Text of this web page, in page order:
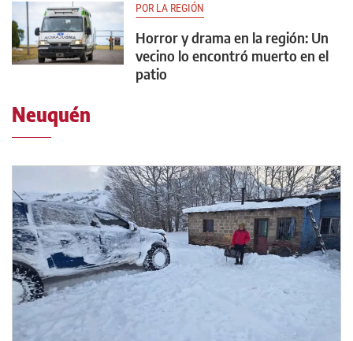
POR LA REGIÓN
Horror y drama en la región: Un
vecino lo encontró muerto en el
patio
Neuquén